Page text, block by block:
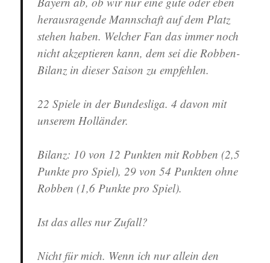
herausragende Mannschaft auf dem Platz
stehen haben. Welcher Fan das immer noch
nicht akzeptieren kann, dem sei die Robben-
Bilanz in dieser Saison zu empfehlen.
22 Spiele in der Bundesliga. 4 davon mit
unserem Holländer.
Bilanz: 10 von 12 Punkten mit Robben (2,5
Punkte pro Spiel), 29 von 54 Punkten ohne
Robben (1,6 Punkte pro Spiel).
Ist das alles nur Zufall?
Nicht für mich. Wenn ich nur allein den